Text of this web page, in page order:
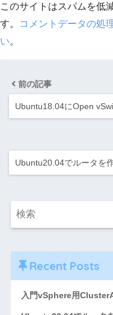
このサイトはスパムを低
す。
コメントデータの処
い。
前の記事
Ubuntu18.04にOpen
Ubuntu20.04でルータを
Recent Posts
入門vSphere用